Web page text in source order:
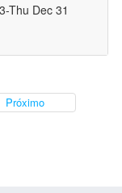
Thu Dec 31
Próximo